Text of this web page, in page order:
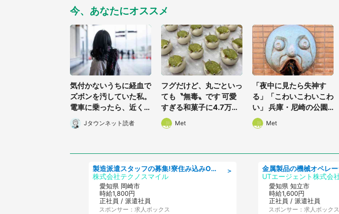
今、あなたにオススメ
気付かないうちに経血で
ズボンを汚していた私。
電車に乗ったら、近くの
女性客が小さな声で(千
葉県・10代女性)
Jタウンネット読者
フグだけど、丸ごといっ
ても〝無毒〟です 可愛
すぎる和菓子に4.7万人
夢中「ふぐぅ~」「職人
の技ですね」
Met
「夜中に見たら失神す
る」「こわいこわいこわ
い」 兵庫・尼崎の公園
に佇む〝謎すぎる顔〟に
1.3万人戦慄
Met
＞
製造派遣スタッフの募集!寮住み込みOK!カーエアコンの検査業務 denso aichi
株式会社テクノスマイル
愛知県 岡崎市
時給1,800円
正社員 / 派遣社員
スポンサー：求人ボックス
愛知県 知立市
時給1,600円
正社員 / 派遣社員
スポンサー：求人ボックス